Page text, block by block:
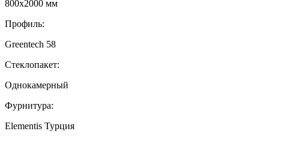
800x2000 мм
Профиль:
Greentech 58
Стеклопакет:
Однокамерный
Фурнитура:
Elementis Турция